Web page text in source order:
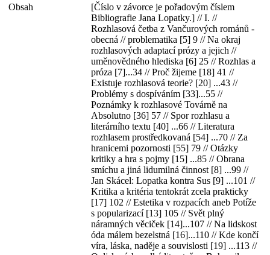
Obsah
[Číslo v závorce je pořadovým číslem
Bibliografie Jana Lopatky.] // I. //
Rozhlasová četba z Vančurových románů -
obecná // problematika [5] 9 // Na okraj
rozhlasových adaptací prózy a jejich //
uměnovědného hlediska [6] 25 // Rozhlas a
próza [7]...34 // Proč žijeme [18] 41 //
Existuje rozhlasová teorie? [20] ...43 //
Problémy s dospíváním [33]...55 //
Poznámky k rozhlasové Továrně na
Absolutno [36] 57 // Spor rozhlasu a
literárního textu [40] ...66 // Literatura
rozhlasem prostředkovaná [54] ...70 // Za
hranicemi pozornosti [55] 79 // Otázky
kritiky a hra s pojmy [15] ...85 // Obrana
smíchu a jiná lidumilná činnost [8] ...99 //
Jan Skácel: Lopatka kontra Sus [9] ...101 //
Kritika a kritéria tentokrát zcela prakticky
[17] 102 // Estetika v rozpacích aneb Potíže
s popularizací [13] 105 // Svět plný
náramných věciček [14]...107 // Na lidskost
óda málem bezelstná [16]...110 // Kde končí
víra, láska, naděje a souvislosti [19] ...113 //